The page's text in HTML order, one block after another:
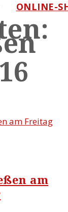
ONLINE-
am Freitag
am